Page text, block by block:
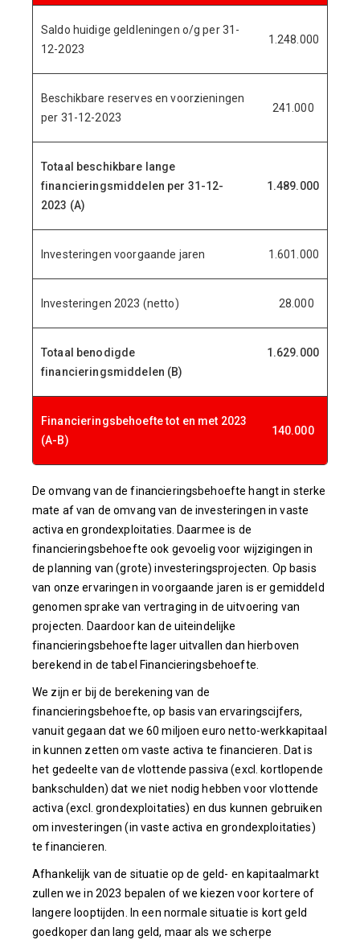
Saldo huidige geldleningen o/g per 31-
12-2023
1.248.000
Beschikbare reserves en voorzieningen
per 31-12-2023
241.000
Totaal beschikbare lange
financieringsmiddelen per 31-12-
2023 (A)
1.489.000
Investeringen voorgaande jaren 1.601.000
Investeringen 2023 (netto) 28.000
Totaal benodigde
financieringsmiddelen (B)
1.629.000
Financieringsbehoefte tot en met 2023
(A-B)
140.000
De omvang van de financieringsbehoefte hangt in sterke
mate af van de omvang van de investeringen in vaste
activa en grondexploitaties. Daarmee is de
financieringsbehoefte ook gevoelig voor wijzigingen in
de planning van (grote) investeringsprojecten. Op basis
van onze ervaringen in voorgaande jaren is er gemiddeld
genomen sprake van vertraging in de uitvoering van
projecten. Daardoor kan de uiteindelijke
financieringsbehoefte lager uitvallen dan hierboven
berekend in de tabel Financieringsbehoefte.
We zijn er bij de berekening van de
financieringsbehoefte, op basis van ervaringscijfers,
vanuit gegaan dat we 60 miljoen euro netto-werkkapitaal
in kunnen zetten om vaste activa te financieren. Dat is
het gedeelte van de vlottende passiva (excl. kortlopende
bankschulden) dat we niet nodig hebben voor vlottende
activa (excl. grondexploitaties) en dus kunnen gebruiken
om investeringen (in vaste activa en grondexploitaties)
te financieren.
Afhankelijk van de situatie op de geld- en kapitaalmarkt
zullen we in 2023 bepalen of we kiezen voor kortere of
langere looptijden. In een normale situatie is kort geld
goedkoper dan lang geld, maar als we scherpe